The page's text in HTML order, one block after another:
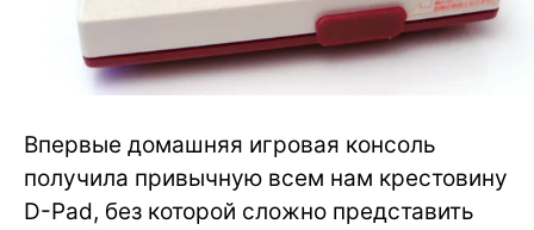
Впервые домашняя игровая консоль
получила привычную всем нам крестовину
D-Pad, без которой сложно представить